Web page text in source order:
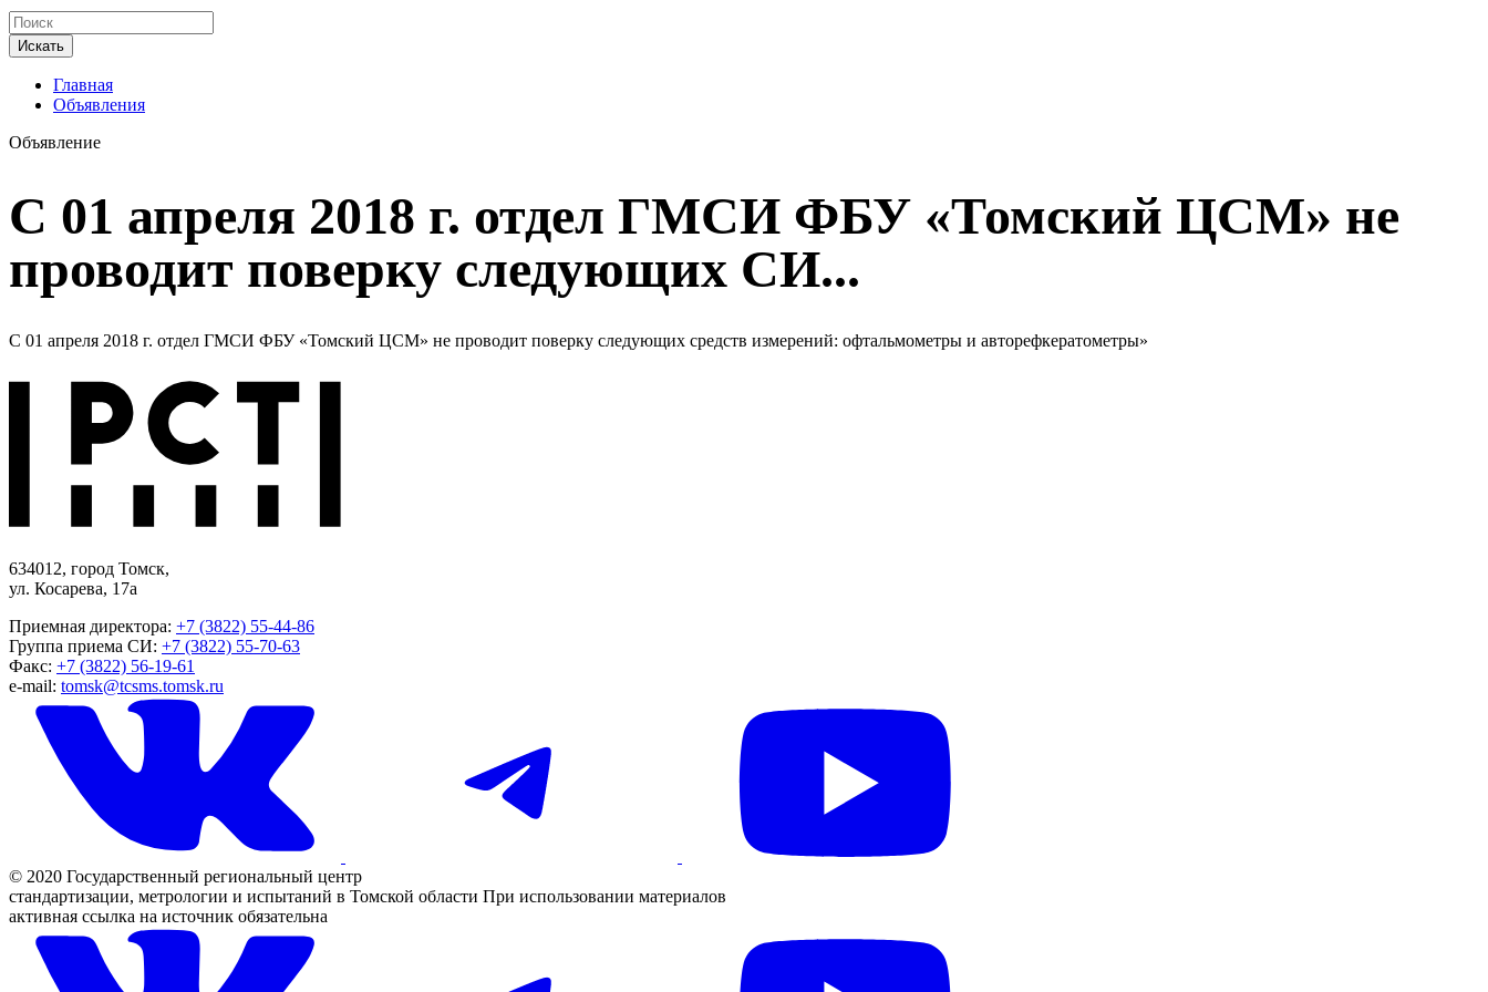
Искать
Главная
Объявления
Объявление
С 01 апреля 2018 г. отдел ГМСИ ФБУ «Томский ЦСМ» не
проводит поверку следующих СИ...
С 01 апреля 2018 г. отдел ГМСИ ФБУ «Томский ЦСМ» не проводит поверку следующих средств измерений: офтальмометры и авторефкератометры»
634012, город Томск,
ул. Косарева, 17а
Приемная директора: +7 (3822) 55-44-86
Группа приема СИ: +7 (3822) 55-70-63
Факс: +7 (3822) 56-19-61
e-mail: tomsk@tcsms.tomsk.ru
© 2020 Государственный региональный центр
стандартизации, метрологии и испытаний в Томской области При использовании материалов
активная ссылка на источник обязательна